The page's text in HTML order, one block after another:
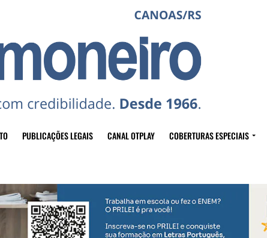
PUBLICAÇÕES LEGAIS CANAL OTPLAY COBERTURAS ESPECIAIS